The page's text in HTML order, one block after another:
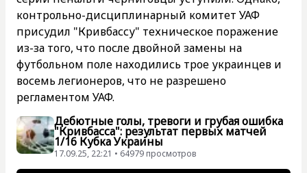
контрольно-дисциплинарный комитет УАФ
присудил "Кривбассу" техническое поражение
из-за того, что после двойной замены на
футбольном поле находились трое украинцев и
восемь легионеров, что не разрешено
регламентом УАФ.
Дебютные голы, тревоги и грубая ошибка
"Кривбасса": результат первых матчей
1/16 Кубка Украины
17.09.25, 22:21 • 64979 просмотров